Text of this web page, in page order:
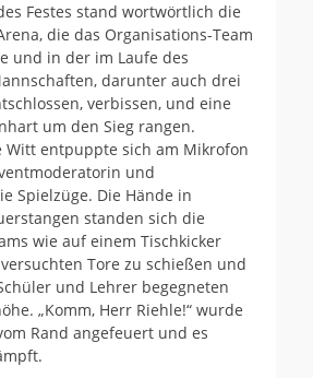
Festes stand wortwörtlich die
die das Organisations-Team
und in der im Laufe des
darunter auch drei
verbissen, und eine
um den Sieg rangen.
Witt entpuppte sich am Mikrofon
und
Spielzüge. Die Hände in
standen sich die
wie auf einem Tischkicker
Tore zu schießen und
und Lehrer begegneten
„Komm, Herr Riehle!“ wurde
Rand angefeuert und es